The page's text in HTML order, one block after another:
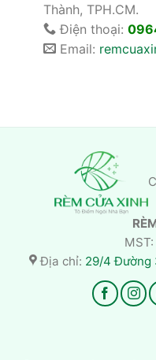
Thành, TPH.CM.
Điện thoại:
Email:
Địa chỉ: 29/4 Đường